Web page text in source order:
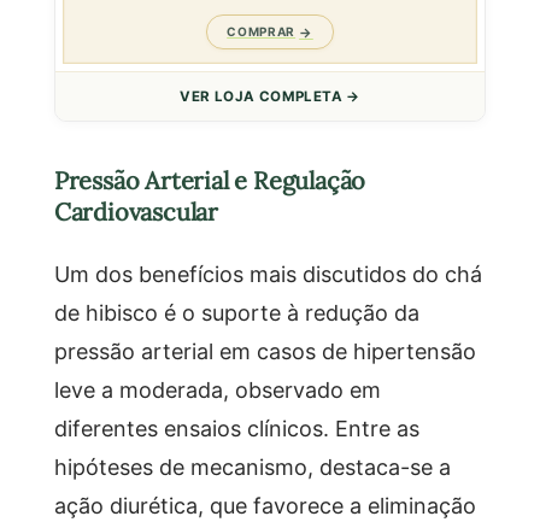
COMPRAR
VER LOJA COMPLETA →
Pressão Arterial e Regulação
Cardiovascular
Um dos benefícios mais discutidos do chá
de hibisco é o suporte à redução da
pressão arterial em casos de hipertensão
leve a moderada, observado em
diferentes ensaios clínicos. Entre as
hipóteses de mecanismo, destaca-se a
ação diurética, que favorece a eliminação